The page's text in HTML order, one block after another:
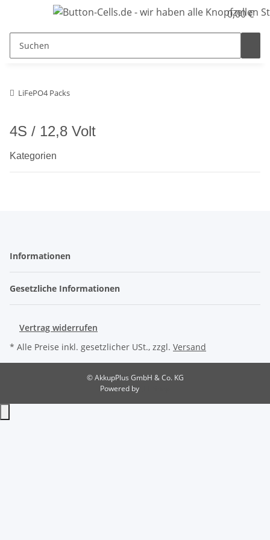
0,00 €
LiFePO4 Packs
4S / 12,8 Volt
Kategorien
Informationen
Gesetzliche Informationen
Vertrag widerrufen
* Alle Preise inkl. gesetzlicher USt., zzgl. Versand
© AkkupPlus GmbH & Co. KG
Powered by